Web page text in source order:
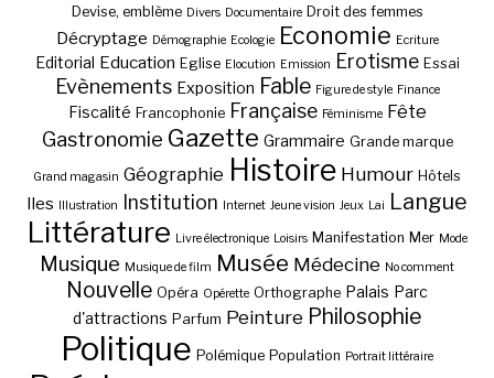
Devise, emblème Divers Documentaire Droit des femmes
Décryptage Démographie Ecologie Economie Ecriture
Editorial Education Eglise Elocution Emission Erotisme Essai
Evènements Exposition Fable Figure de style Finance
Fiscalité Francophonie Française Féminisme Fête
Gastronomie Gazette Grammaire Grande marque
Grand magasin Géographie Histoire Humour Hôtels
Iles Illustration Institution Internet Jeune vision Jeux Lai Langue
Littérature Livre électronique Loisirs Manifestation Mer Mode
Musique Musique de film Musée Médecine No comment
Nouvelle Opéra Opérette Orthographe Palais Parc
d'attractions Parfum Peinture Philosophie
Politique Polémique Population Portrait littéraire